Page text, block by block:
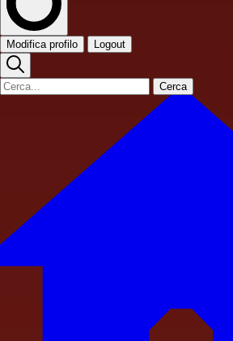
Modifica profilo Logout
Cerca